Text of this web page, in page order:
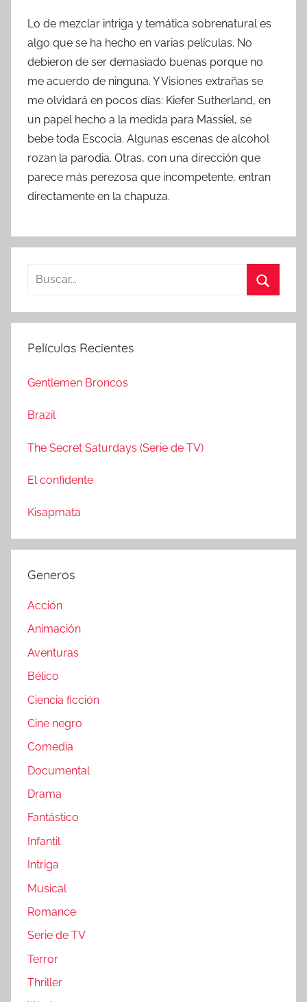
Lo de mezclar intriga y temática sobrenatural es
algo que se ha hecho en varias películas. No
debieron de ser demasiado buenas porque no
me acuerdo de ninguna. Y Visiones extrañas se
me olvidará en pocos días: Kiefer Sutherland, en
un papel hecho a la medida para Massiel, se
bebe toda Escocia. Algunas escenas de alcohol
rozan la parodia. Otras, con una dirección que
parece más perezosa que incompetente, entran
directamente en la chapuza.
s
a
:
u
Películas Recientes
Gentlemen Broncos
Brazil
The Secret Saturdays (Serie de TV)
El confidente
Kisapmata
Generos
Acción
Animación
Aventuras
Bélico
Ciencia ficción
Cine negro
Comedia
Documental
Drama
Fantástico
Infantil
Intriga
Musical
Romance
Serie de TV
Terror
Thriller